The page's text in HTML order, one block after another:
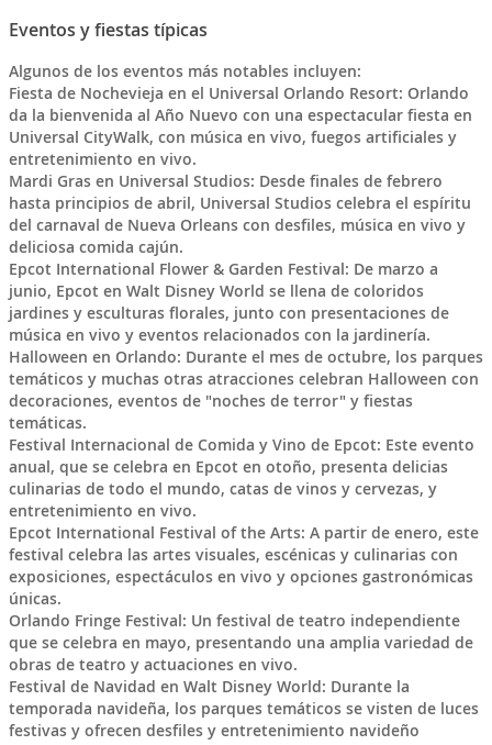
Eventos y fiestas típicas
Algunos de los eventos más notables incluyen:
Fiesta de Nochevieja en el Universal Orlando Resort: Orlando
da la bienvenida al Año Nuevo con una espectacular fiesta en
Universal CityWalk, con música en vivo, fuegos artificiales y
entretenimiento en vivo.
Mardi Gras en Universal Studios: Desde finales de febrero
hasta principios de abril, Universal Studios celebra el espíritu
del carnaval de Nueva Orleans con desfiles, música en vivo y
deliciosa comida cajún.
Epcot International Flower & Garden Festival: De marzo a
junio, Epcot en Walt Disney World se llena de coloridos
jardines y esculturas florales, junto con presentaciones de
música en vivo y eventos relacionados con la jardinería.
Halloween en Orlando: Durante el mes de octubre, los parques
temáticos y muchas otras atracciones celebran Halloween con
decoraciones, eventos de "noches de terror" y fiestas
temáticas.
Festival Internacional de Comida y Vino de Epcot: Este evento
anual, que se celebra en Epcot en otoño, presenta delicias
culinarias de todo el mundo, catas de vinos y cervezas, y
entretenimiento en vivo.
Epcot International Festival of the Arts: A partir de enero, este
festival celebra las artes visuales, escénicas y culinarias con
exposiciones, espectáculos en vivo y opciones gastronómicas
únicas.
Orlando Fringe Festival: Un festival de teatro independiente
que se celebra en mayo, presentando una amplia variedad de
obras de teatro y actuaciones en vivo.
Festival de Navidad en Walt Disney World: Durante la
temporada navideña, los parques temáticos se visten de luces
festivas y ofrecen desfiles y entretenimiento navideño